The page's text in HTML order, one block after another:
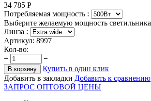
34 785 Р
Потребляемая мощность :
Выберите желаемую мощность светильника
Линза :
Артикул: 8997
Кол-во:
+
−
В корзину
Купить в один клик
Добавить в закладки Добавить к сравнению
ЗАПРОС ОПТОВОЙ ЦЕНЫ